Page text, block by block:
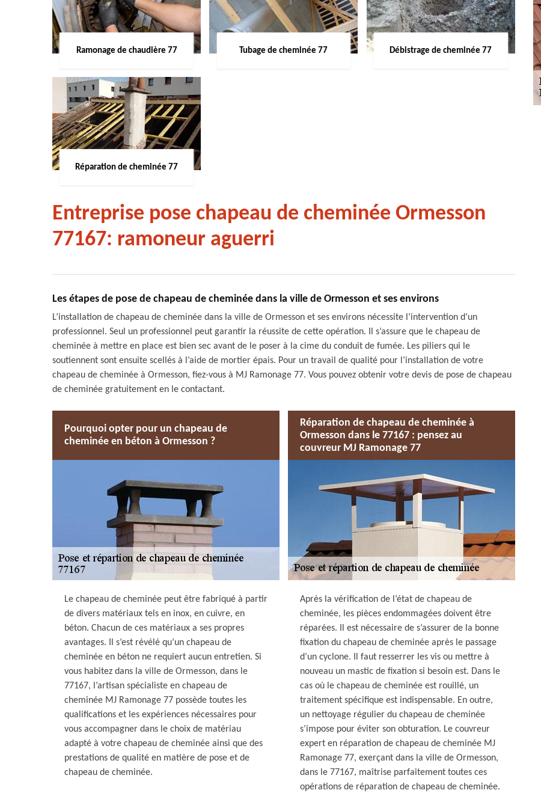
Ramonage de chaudière 77 Tubage de cheminée 77 Débistrage de cheminée 77
Réparation de cheminée 77
Entreprise pose chapeau de cheminée Ormesson
77167: ramoneur aguerri
Les étapes de pose de chapeau de cheminée dans la ville de Ormesson et ses environs
L’installation de chapeau de cheminée dans la ville de Ormesson et ses environs nécessite l’intervention d’un
professionnel. Seul un professionnel peut garantir la réussite de cette opération. Il s’assure que le chapeau de
cheminée à mettre en place est bien sec avant de le poser à la cime du conduit de fumée. Les piliers qui le
soutiennent sont ensuite scellés à l’aide de mortier épais. Pour un travail de qualité pour l’installation de votre
chapeau de cheminée à Ormesson, fiez-vous à MJ Ramonage 77. Vous pouvez obtenir votre devis de pose de chapeau
de cheminée gratuitement en le contactant.
Pourquoi opter pour un chapeau de
cheminée en béton à Ormesson ?
Le chapeau de cheminée peut être fabriqué à partir
de divers matériaux tels en inox, en cuivre, en
béton. Chacun de ces matériaux a ses propres
avantages. Il s’est révélé qu’un chapeau de
cheminée en béton ne requiert aucun entretien. Si
vous habitez dans la ville de Ormesson, dans le
77167, l’artisan spécialiste en chapeau de
cheminée MJ Ramonage 77 possède toutes les
qualifications et les expériences nécessaires pour
vous accompagner dans le choix de matériau
adapté à votre chapeau de cheminée ainsi que des
prestations de qualité en matière de pose et de
chapeau de cheminée.
Réparation de chapeau de cheminée à
Ormesson dans le 77167 : pensez au
couvreur MJ Ramonage 77
Après la vérification de l’état de chapeau de
cheminée, les pièces endommagées doivent être
réparées. Il est nécessaire de s’assurer de la bonne
fixation du chapeau de cheminée après le passage
d’un cyclone. Il faut resserrer les vis ou mettre à
nouveau un mastic de fixation si besoin est. Dans le
cas où le chapeau de cheminée est rouillé, un
traitement spécifique est indispensable. En outre,
un nettoyage régulier du chapeau de cheminée
s’impose pour éviter son obturation. Le couvreur
expert en réparation de chapeau de cheminée MJ
Ramonage 77, exerçant dans la ville de Ormesson,
dans le 77167, maîtrise parfaitement toutes ces
opérations de réparation de chapeau de cheminée.